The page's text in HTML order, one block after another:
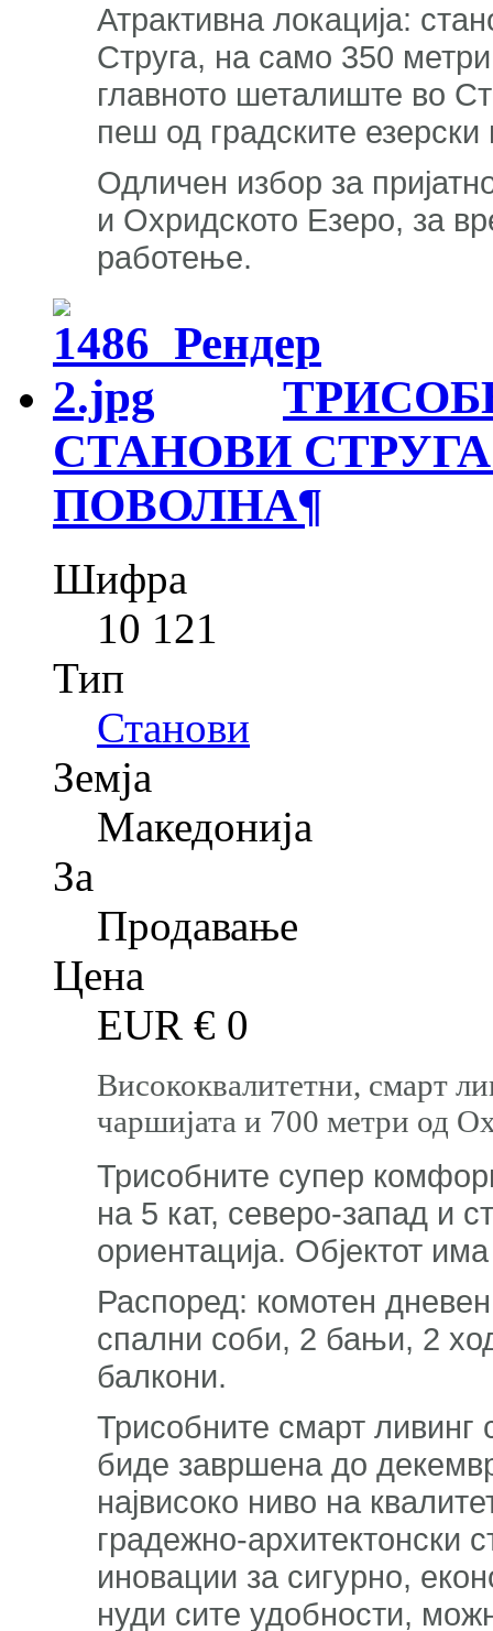
Атрактивна локација:
Струга, на само 350
главното шеталиште во
пеш од градските
Одличен избор за
и Охридското Езеро, за
работење.
СТАНОВИ
ПОВОЛНА¶
Шифра
10 121
Тип
Станови
Земја
Македонија
За
Продавање
Цена
EUR € 0
Висококвалитетни, смарт
чаршијата и 700 метри од
Трисобните супер
на 5 кат, северо-запад и
ориентација. Објектот
Распоред: комотен дневен
спални соби, 2 бањи, 2
балкони.
Трисобните смарт ливинг
биде завршена до
највисоко ниво на
градежно-архитектонски
иновации за сигурно,
нуди сите удобности,